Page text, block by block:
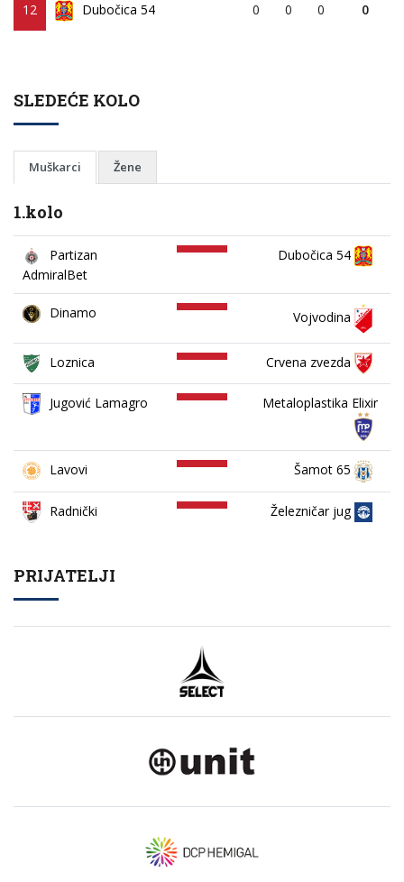
12 Dubočica 54 0 0 0 0
SLEDEĆE KOLO
Muškarci Žene
1.kolo
Partizan
AdmiralBet
Dubočica 54
Dinamo Vojvodina
Loznica Crvena zvezda
Jugović Lamagro Metaloplastika Elixir
Lavovi Šamot 65
Radnički Železničar jug
PRIJATELJI